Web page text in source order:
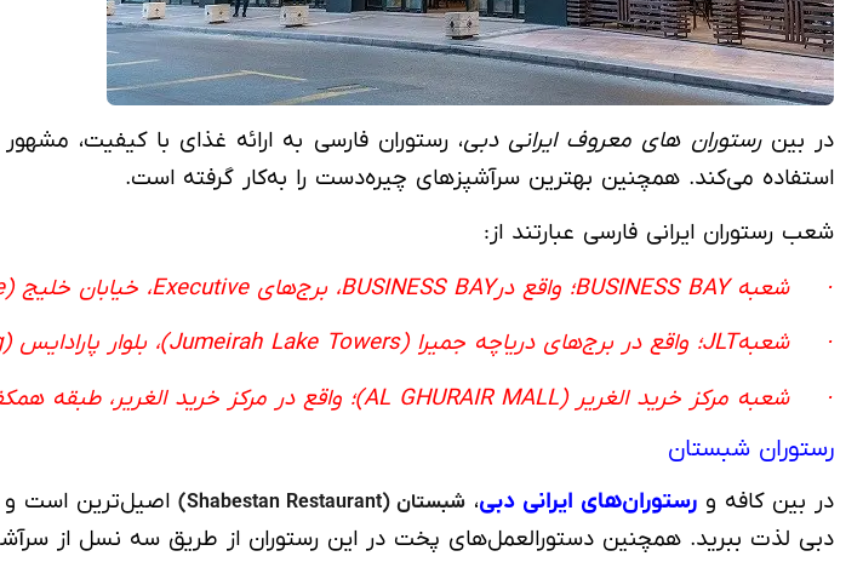
در بینرستوران های معروف ایرانی دبی، رستوران فارسی به ارائه غذای با کیفیت،
استفاده می‌کند. همچنین بهترین سرآشپزهای چیره‌دست را به‌کار گرفته است.
شعب رستوران ایرانی فارسی عبارتند از:
· شعبه BUSINESS BAY؛ واقع درBUSINESS BAY، برج‌های Executive، خیابان خلیج (Bay Avenue)، فروشگاه G 100-101، طبقه همکف
· شعبهJLT؛ واقع در برج‌های دریاچه جمیرا (Jumeirah Lake Towers)، بلوار پارادایس (Paradise Bldg)، الولید (Al Waleed)، طبقه همکف
· شعبه مرکز خرید الغریر (AL GHURAIR MALL)؛ واقع در مرکز خرید الغریر، طبقه همکف، G34A/G34B
رستوران شبستان
در بین کافه و رستوران‌های ایرانی دبی، شبستان (Shabestan Restaurant)
اصیل‌ترین است و
دبی لذت ببرید. همچنین دستورالعمل‌های پخت در این رستوران از طریق سه نسل از